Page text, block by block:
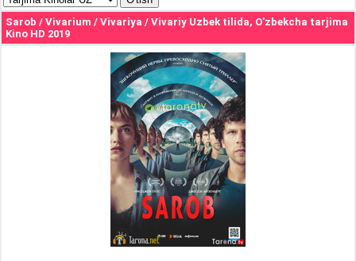
Sarob / Vivarium / Vivariya / Vivariy Uzbek tilida, O'zbekcha tarjima
Kino HD 2019